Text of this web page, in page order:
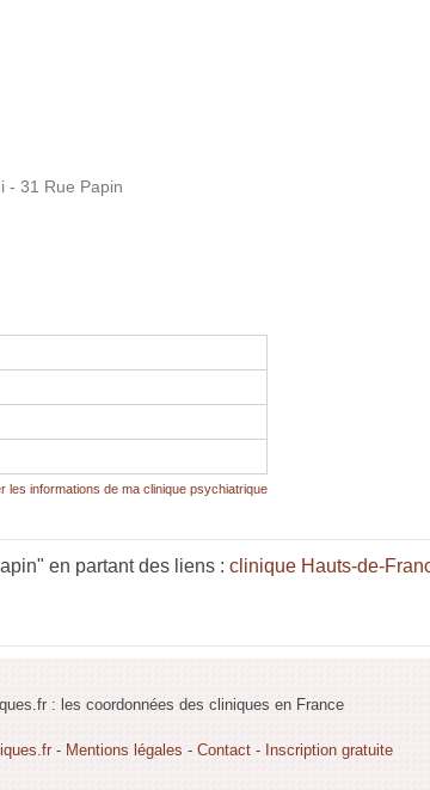
- 31 Rue Papin
les informations de ma clinique psychiatrique
en partant des liens : clinique Hauts-de-
: les coordonnées des cliniques en France
- Mentions légales - Contact - Inscription gratuite